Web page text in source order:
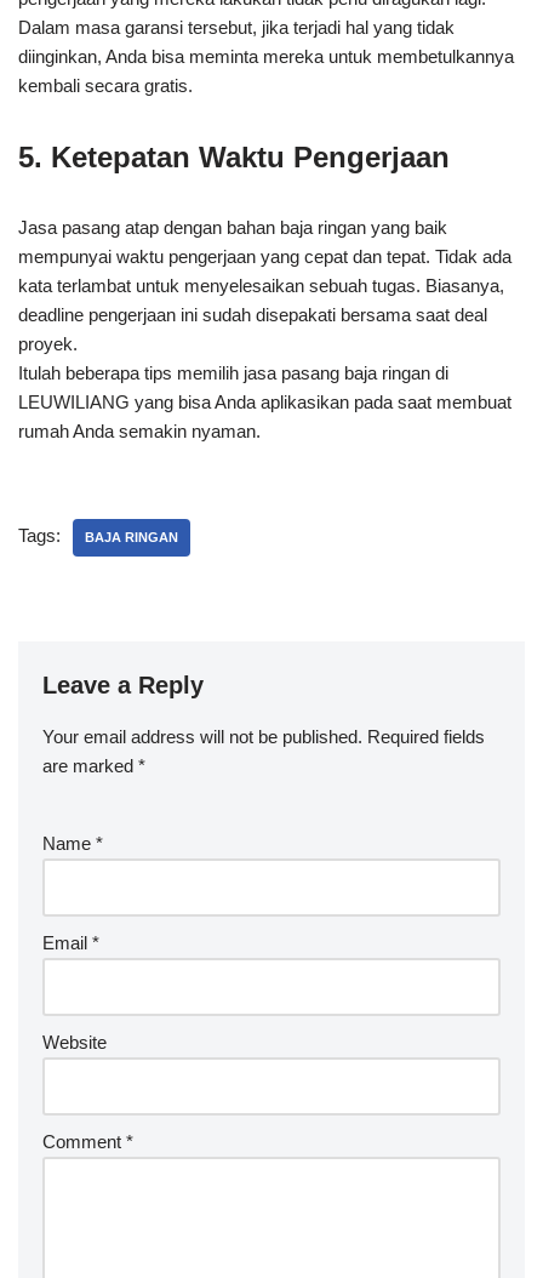
Dalam masa garansi tersebut, jika terjadi hal yang tidak
diinginkan, Anda bisa meminta mereka untuk membetulkannya
kembali secara gratis.
5. Ketepatan Waktu Pengerjaan
Jasa pasang atap dengan bahan baja ringan yang baik
mempunyai waktu pengerjaan yang cepat dan tepat. Tidak ada
kata terlambat untuk menyelesaikan sebuah tugas. Biasanya,
deadline pengerjaan ini sudah disepakati bersama saat deal
proyek.
Itulah beberapa tips memilih jasa pasang baja ringan di
LEUWILIANG yang bisa Anda aplikasikan pada saat membuat
rumah Anda semakin nyaman.
Tags: BAJA RINGAN
Leave a Reply
Your email address will not be published. Required fields
are marked *
Name *
Email *
Website
Comment *